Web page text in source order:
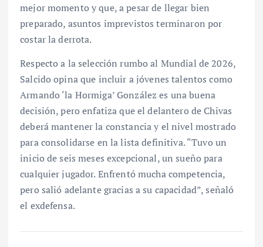
mejor momento y que, a pesar de llegar bien
preparado, asuntos imprevistos terminaron por
costar la derrota.
Respecto a la selección rumbo al Mundial de 2026,
Salcido opina que incluir a jóvenes talentos como
Armando ‘la Hormiga’ González es una buena
decisión, pero enfatiza que el delantero de Chivas
deberá mantener la constancia y el nivel mostrado
para consolidarse en la lista definitiva. “Tuvo un
inicio de seis meses excepcional, un sueño para
cualquier jugador. Enfrentó mucha competencia,
pero salió adelante gracias a su capacidad”, señaló
el exdefensa.